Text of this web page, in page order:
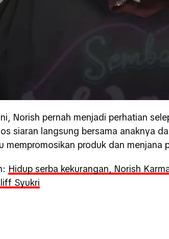
Norish pernah menjadi perhatian
siaran langsung bersama anaknya
mempromosikan produk dan menjana
Hidup serba kekurangan, Norish
Syukri